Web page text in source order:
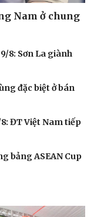
Nam ở chung
8: Sơn La giành
đặc biệt ở bán
ĐT Việt Nam tiếp
bảng ASEAN Cup